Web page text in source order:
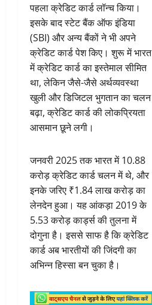
पहला क्रेडिट कार्ड लॉन्च किया।
इसके बाद स्टेट बैंक ऑफ इंडिया
(SBI) और अन्य बैंकों ने भी अपने
क्रेडिट कार्ड पेश किए। शुरू में भारत
में क्रेडिट कार्ड का इस्तेमाल सीमित
था, लेकिन जैसे-जैसे अर्थव्यवस्था
खुली और डिजिटल भुगतान का चलन
बढ़ा, क्रेडिट कार्ड की लोकप्रियता
आसमान छूने लगी।
जनवरी 2025 तक भारत में 10.88
करोड़ क्रेडिट कार्ड चलन में थे, और
इनके जरिए ₹1.84 लाख करोड़ का
लेनदेन हुआ। यह आंकड़ा 2019 के
5.53 करोड़ कार्ड्स की तुलना में
दोगुना है। इससे साफ है कि क्रेडिट
कार्ड अब भारतीयों की जिंदगी का
अभिन्न हिस्सा बन चुका है।